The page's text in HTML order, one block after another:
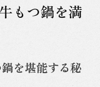
もつ鍋を満
を堪能する秘